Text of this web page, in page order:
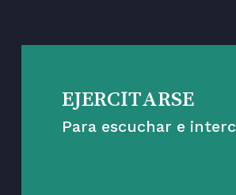
EJERCITARSE
Para escuchar e